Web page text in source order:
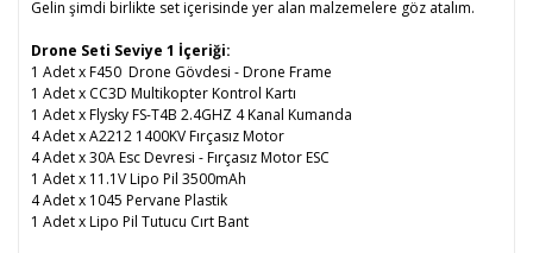
Gelin şimdi birlikte set içerisinde yer alan malzemelere göz atalım.
Drone Seti Seviye 1 İçeriği:
1 Adet x F450 Drone Gövdesi - Drone Frame
1 Adet x CC3D Multikopter Kontrol Kartı
1 Adet x Flysky FS-T4B 2.4GHZ 4 Kanal Kumanda
4 Adet x A2212 1400KV Fırçasız Motor
4 Adet x 30A Esc Devresi - Fırçasız Motor ESC
1 Adet x 11.1V Lipo Pil 3500mAh
4 Adet x 1045 Pervane Plastik
1 Adet x Lipo Pil Tutucu Cırt Bant